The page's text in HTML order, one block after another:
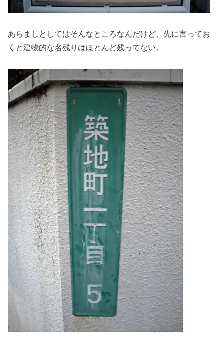
あらましとしてはそんなところなんだけど、先に言ってお
くと建物的な名残りはほとんど残ってない。